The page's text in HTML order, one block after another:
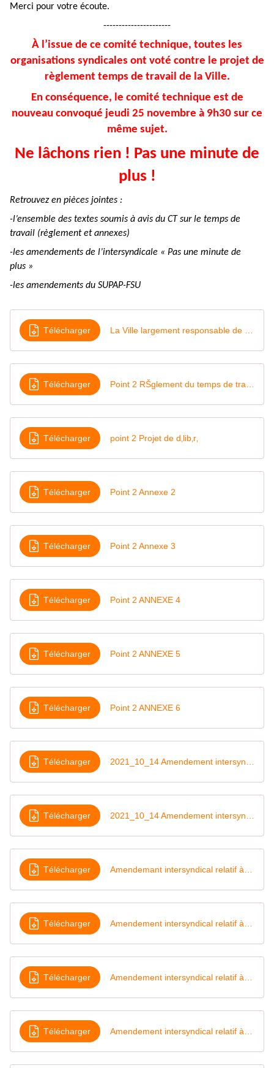
Merci pour votre écoute.
----------------------
À l’issue de ce comité technique, toutes les
organisations syndicales ont voté contre le projet de
règlement temps de travail de la Ville.
En conséquence, le comité technique est de
nouveau convoqué jeudi 25 novembre à 9h30 sur ce
même sujet.
Ne lâchons rien ! Pas une minute de
plus !
Retrouvez en pièces jointes :
-l’ensemble des textes soumis à avis du CT sur le temps de
travail (règlement et annexes)
-les amendements de l’intersyndicale « Pas une minute de
plus »
-les amendements du SUPAP-FSU
Télécharger
Télécharger
Télécharger point 2 Projet de d‚lib‚r‚
Télécharger Point 2 Annexe 2
Télécharger Point 2 Annexe 3
Télécharger Point 2 ANNEXE 4
Télécharger Point 2 ANNEXE 5
Télécharger Point 2 ANNEXE 6
Télécharger
Télécharger
Télécharger
Télécharger
Télécharger
Télécharger